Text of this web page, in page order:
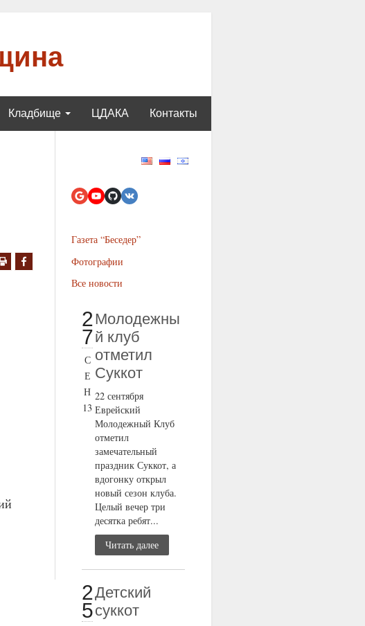
Кладбище ЦДАКА Контакты
Газета “Беседер”
Фотографии
Все новости
2
7
С
Е
Н
13
Молодежны
й клуб
отметил
Суккот
22 сентября
Еврейский
Молодежный Клуб
отметил
замечательный
праздник Суккот, а
вдогонку открыл
новый сезон клуба.
Целый вечер три
десятка ребят...
Читать далее
2
5
Детский
суккот